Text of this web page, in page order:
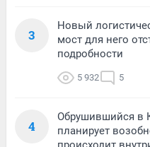
3
Новый
мост для него
подробности
5 932 5
4
Обрушившийся в
планирует